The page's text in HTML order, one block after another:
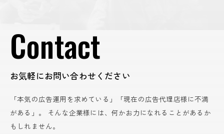
Contact
お気軽にお問い合わせください
「本気の広告運用を求めている」「現在の広告代理店様に不満
がある」。
そんな企業様には、何かお力になれることがあるか
もしれません。